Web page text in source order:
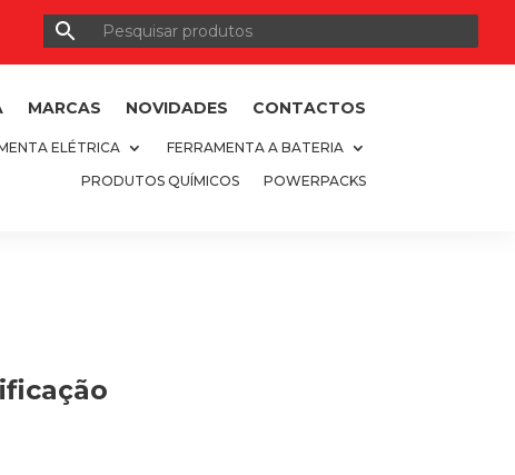
MARCAS NOVIDADES CONTACTOS
ELÉTRICA
FERRAMENTA A BATERIA
PRODUTOS QUÍMICOS
POWERPACKS